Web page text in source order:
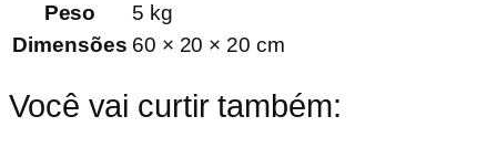
Peso
5 kg
Dimensões 60 × 20 × 20 cm
Você vai curtir também: